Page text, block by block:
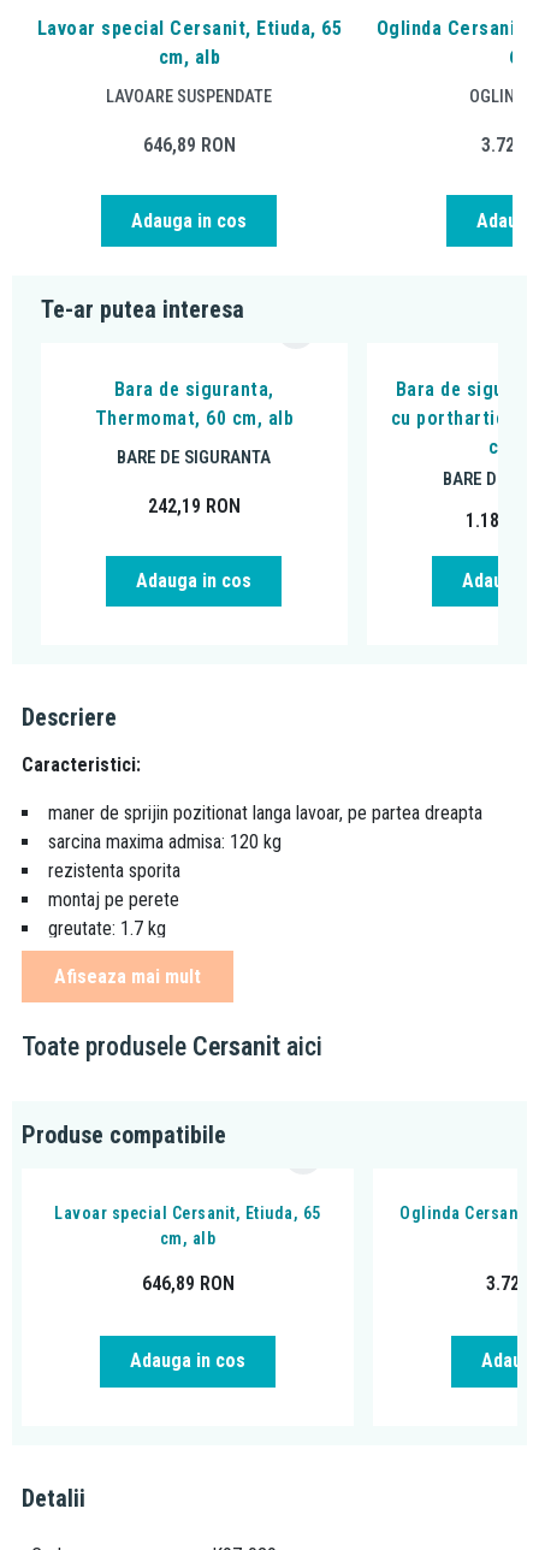
Lavoar special Cersanit, Etiuda, 65
cm, alb
LAVOARE SUSPENDATE
646,89 RON
Adauga in cos
Oglinda Cersanit,
60
OGLINZI
Te-ar putea interesa
Bara de siguranta,
Thermomat, 60 cm, alb
BARE DE SIGURANTA
242,19 RON
Adauga in cos
Bara de
cu porthartie,
cm,
BARE DE
1.181,69
Adauga
Descriere
Caracteristici:
maner de sprijin pozitionat langa lavoar, pe partea dreapta
sarcina maxima admisa: 120 kg
rezistenta sporita
montaj pe perete
greutate: 1.7 kg
Afiseaza mai mult
Toate produsele Cersanit aici
Produse compatibile
Lavoar special Cersanit, Etiuda, 65
cm, alb
646,89 RON
Adauga in cos
Oglinda
Detalii